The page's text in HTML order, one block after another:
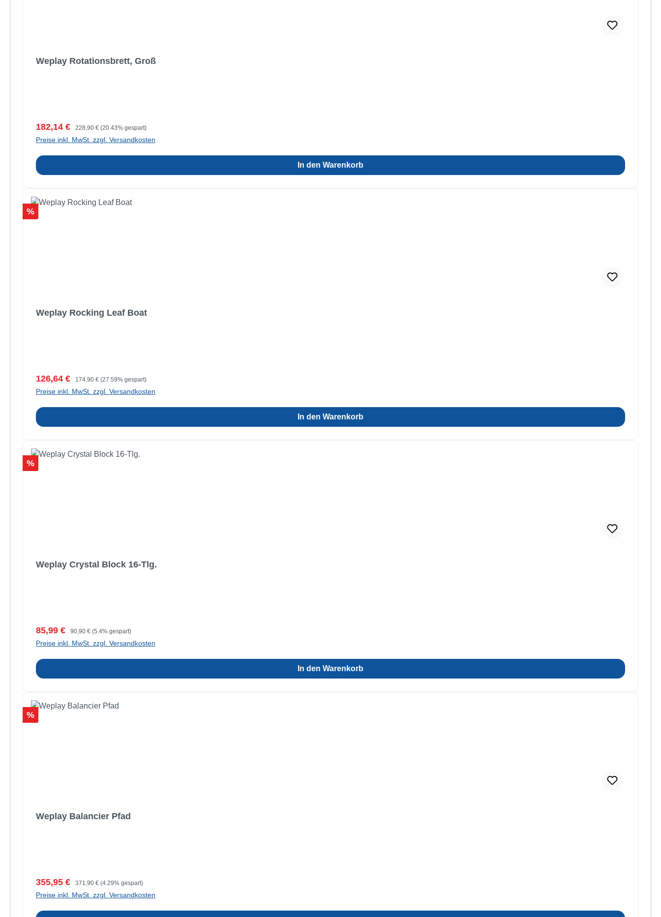
Weplay Rotationsbrett, Groß
Verkaufspreis:
182,14 € Regulärer Preis:
228,90 € (20.43% gespart)
Preise inkl. MwSt. zzgl. Versandkosten
In den Warenkorb
Rabatt
%
Weplay Rocking Leaf Boat
Verkaufspreis:
126,64 € Regulärer Preis:
174,90 € (27.59% gespart)
Preise inkl. MwSt. zzgl. Versandkosten
In den Warenkorb
Rabatt
%
Weplay Crystal Block 16-Tlg.
Verkaufspreis:
85,99 € Regulärer Preis:
90,90 € (5.4% gespart)
Preise inkl. MwSt. zzgl. Versandkosten
In den Warenkorb
Rabatt
%
Weplay Balancier Pfad
Verkaufspreis:
355,95 € Regulärer Preis:
371,90 € (4.29% gespart)
Preise inkl. MwSt. zzgl. Versandkosten